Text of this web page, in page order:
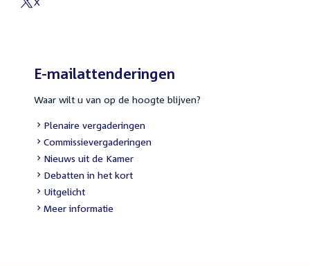
External
E-mailattenderingen
Waar wilt u van op de hoogte blijven?
External
link:
Plenaire vergaderingen
External
link:
Commissievergaderingen
External
link:
Nieuws uit de Kamer
External
link:
Debatten in het kort
External
link:
Uitgelicht
Meer informatie